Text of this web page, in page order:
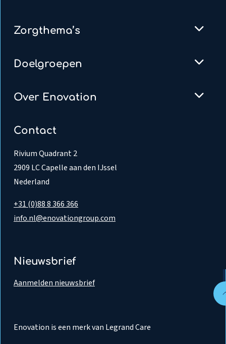
Zorgthema’s
Doelgroepen
Over Enovation
Contact
Rivium Quadrant 2
2909 LC Capelle aan den IJssel
Nederland
+31 (0)88 8 366 366
info.nl@enovationgroup.com
Nieuwsbrief
Aanmelden nieuwsbrief
Enovation is een merk van Legrand Care